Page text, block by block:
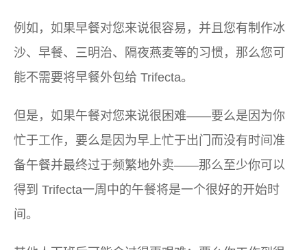
例如，如果早餐对您来说很容易，并且您有制作冰
沙、早餐、三明治、隔夜燕麦等的习惯，那么您可
能不需要将早餐外包给 Trifecta。
但是，如果午餐对您来说很困难——要么是因为你
忙于工作，要么是因为早上忙于出门而没有时间准
备午餐并最终过于频繁地外卖——那么至少你可以
得到 Trifecta一周中的午餐将是一个很好的开始时
间。